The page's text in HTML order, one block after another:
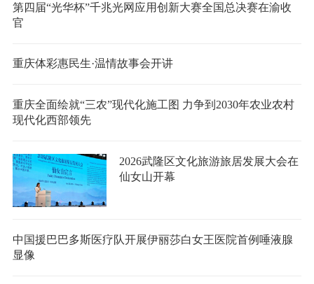
第四届“光华杯”千兆光网应用创新大赛全国总决赛在渝收
官
重庆体彩惠民生·温情故事会开讲
重庆全面绘就“三农”现代化施工图 力争到2030年农业农村
现代化西部领先
2026武隆区文化旅游旅居发展大会在
仙女山开幕
中国援巴巴多斯医疗队开展伊丽莎白女王医院首例唾液腺
显像